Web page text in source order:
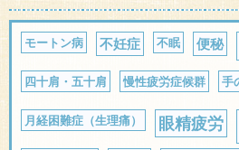
モートン病 不妊症 不眠 便秘
四十肩・五十肩 慢性疲労症候群 手
月経困難症（生理痛） 眼精疲労